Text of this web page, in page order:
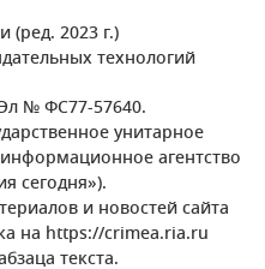
(ред. 2023 г.)
технологий
№ ФС77-57640.
унитарное
агентство
сегодня»).
и новостей сайта
на https://crimea.ria.ru
текста.